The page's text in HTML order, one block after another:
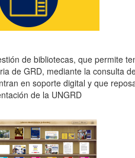
de bibliotecas, que permite
de GRD, mediante la consulta
en soporte digital y que
de la UNGRD